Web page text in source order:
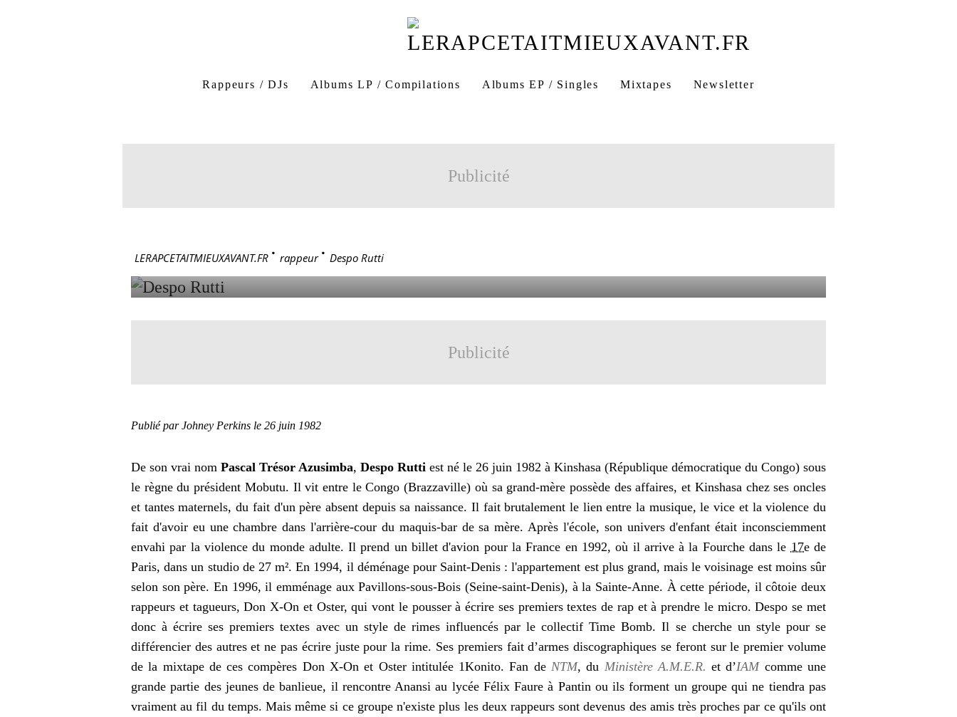
Rappeurs / DJs Albums LP / Compilations Albums EP / Singles Mixtapes Newsletter
Publicité
LERAPCETAITMIEUXAVANT.FR > rappeur > Despo Rutti
Publicité
Publié par Johney Perkins le 26 juin 1982
De son vrai nom Pascal Trésor Azusimba, Despo Rutti est né le 26 juin 1982 à Kinshasa (République démocratique du Congo) sous
le règne du président Mobutu. Il vit entre le Congo (Brazzaville) où sa grand-mère possède des affaires, et Kinshasa chez ses oncles
et tantes maternels, du fait d'un père absent depuis sa naissance. Il fait brutalement le lien entre la musique, le vice et la violence du
fait d'avoir eu une chambre dans l'arrière-cour du maquis-bar de sa mère. Après l'école, son univers d'enfant était inconsciemment
envahi par la violence du monde adulte. Il prend un billet d'avion pour la France en 1992, où il arrive à la Fourche dans le 17ede
Paris, dans un studio de 27 m². En 1994, il déménage pour Saint-Denis : l'appartement est plus grand, mais le voisinage est moins sûr
selon son père. En 1996, il emménage aux Pavillons-sous-Bois (Seine-saint-Denis), à la Sainte-Anne. À cette période, il côtoie deux
rappeurs et tagueurs, Don X-On et Oster, qui vont le pousser à écrire ses premiers textes de rap et à prendre le micro. Despo se met
donc à écrire ses premiers textes avec un style de rimes influencés par le collectif Time Bomb. Il se cherche un style pour se
différencier des autres et ne pas écrire juste pour la rime. Ses premiers fait d’armes discographiques se feront sur le premier volume
de la mixtape de ces compères Don X-On et Oster intitulée 1Konito. Fan de NTM, du Ministère A.M.E.R. et d’IAMcomme une
grande partie des jeunes de banlieue, il rencontre Anansi au lycée Félix Faure à Pantin ou ils forment un groupe qui ne tiendra pas
vraiment au fil du temps. Mais même si ce groupe n'existe plus les deux rappeurs sont devenus des amis très proches par ce qu'ils ont